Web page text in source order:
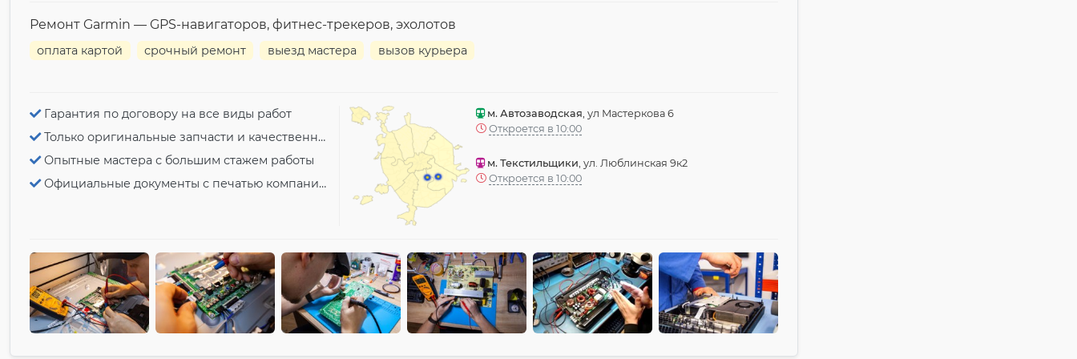
Ремонт Garmin — GPS-навигаторов, фитнес-трекеров, эхолотов
оплата картой срочный ремонт выезд мастера вызов курьера
Гарантия по договору на все виды работ
Только оригинальные запчасти и качественный ремонт
Опытные мастера с большим стажем работы
Официальные документы с печатью компании
м. Автозаводская , ул Мастеркова 6
Откроется в 10:00
м. Текстильщики , ул. Люблинская 9к2
Откроется в 10:00